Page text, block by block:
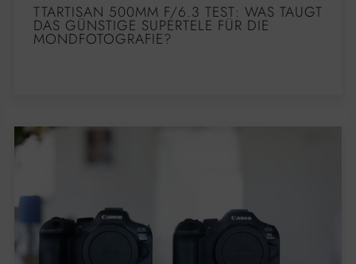
TTARTISAN 500MM F/6.3 TEST: WAS TAUGT
DAS GÜNSTIGE SUPERTELE FÜR DIE
MONDFOTOGRAFIE?